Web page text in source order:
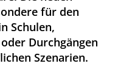
für den
Schulen,
Durchgängen
Szenarien.